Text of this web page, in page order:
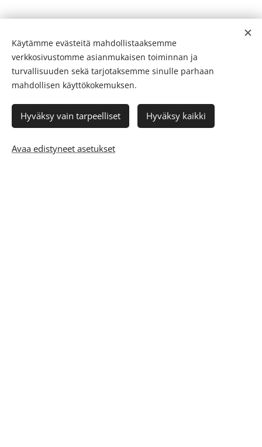
Käytämme evästeitä mahdollistaaksemme
verkkosivustomme asianmukaisen toiminnan ja
turvallisuuden sekä tarjotaksemme sinulle parhaan
mahdollisen käyttökokemuksen.
Hyväksy vain tarpeelliset Hyväksy kaikki
Avaa edistyneet asetukset